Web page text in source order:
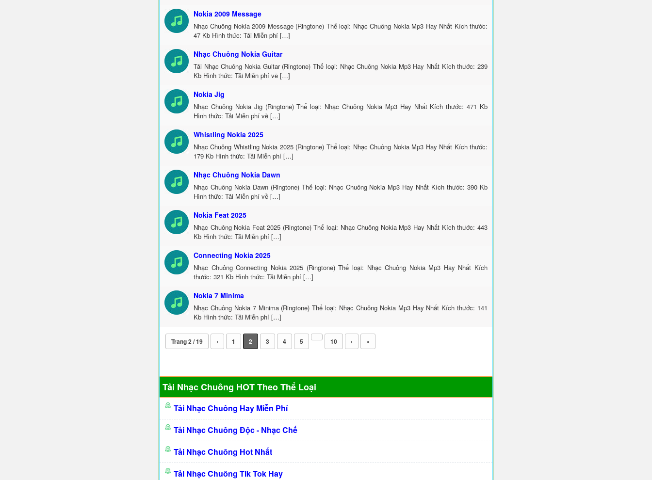
Nokia 2009 Message
Nhạc Chuông Nokia 2009 Message (Ringtone) Thể loại: Nhạc Chuông Nokia Mp3 Hay Nhất Kích thước:
47 Kb Hình thức: Tải Miễn phí […]
Nhạc Chuông Nokia Guitar
Tải Nhạc Chuông Nokia Guitar (Ringtone) Thể loại: Nhạc Chuông Nokia Mp3 Hay Nhất Kích thước: 239
Kb Hình thức: Tải Miễn phí về […]
Nokia Jig
Nhạc Chuông Nokia Jig (Ringtone) Thể loại: Nhạc Chuông Nokia Mp3 Hay Nhất Kích thước: 471 Kb
Hình thức: Tải Miễn phí về […]
Whistling Nokia 2025
Nhạc Chuông Whistling Nokia 2025 (Ringtone) Thể loại: Nhạc Chuông Nokia Mp3 Hay Nhất Kích thước:
179 Kb Hình thức: Tải Miễn phí […]
Nhạc Chuông Nokia Dawn
Nhạc Chuông Nokia Dawn (Ringtone) Thể loại: Nhạc Chuông Nokia Mp3 Hay Nhất Kích thước: 390 Kb
Hình thức: Tải Miễn phí về […]
Nokia Feat 2025
Nhạc Chuông Nokia Feat 2025 (Ringtone) Thể loại: Nhạc Chuông Nokia Mp3 Hay Nhất Kích thước: 443
Kb Hình thức: Tải Miễn phí […]
Connecting Nokia 2025
Nhạc Chuông Connecting Nokia 2025 (Ringtone) Thể loại: Nhạc Chuông Nokia Mp3 Hay Nhất Kích
thước: 321 Kb Hình thức: Tải Miễn phí […]
Nokia 7 Minima
Nhạc Chuông Nokia 7 Minima (Ringtone) Thể loại: Nhạc Chuông Nokia Mp3 Hay Nhất Kích thước: 141
Kb Hình thức: Tải Miễn phí […]
Trang 2 / 19 ‹ 1 2 3 4 5 10 › »
Tải Nhạc Chuông HOT Theo Thể Loại
Tải Nhạc Chuông Hay Miễn Phí
Tải Nhạc Chuông Độc - Nhạc Chế
Tải Nhạc Chuông Hot Nhất
Tải Nhạc Chuông Tik Tok Hay